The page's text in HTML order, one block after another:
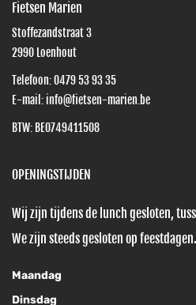
Fietsen Marien
Stoffezandstraat 3
2990 Loenhout
Telefoon:0479 53 93 35
E-mail: info@fietsen-marien.be
BTW: BE0749411508
OPENINGSTIJDEN
Wij zijn tijdens de lunch gesloten,
We zijn steeds gesloten op feestdagen.
Maandag
Dinsdag